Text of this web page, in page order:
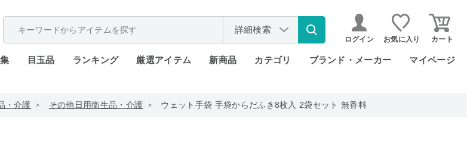
詳細検索
ログイン お気に入り カート
目玉品 ランキング 厳選アイテム 新商品 カテゴリ ブランド・メーカー マイページ
・介護 その他日用衛生品・介護 ウェット手袋 手袋からだふき8枚入 2袋セット 無香料